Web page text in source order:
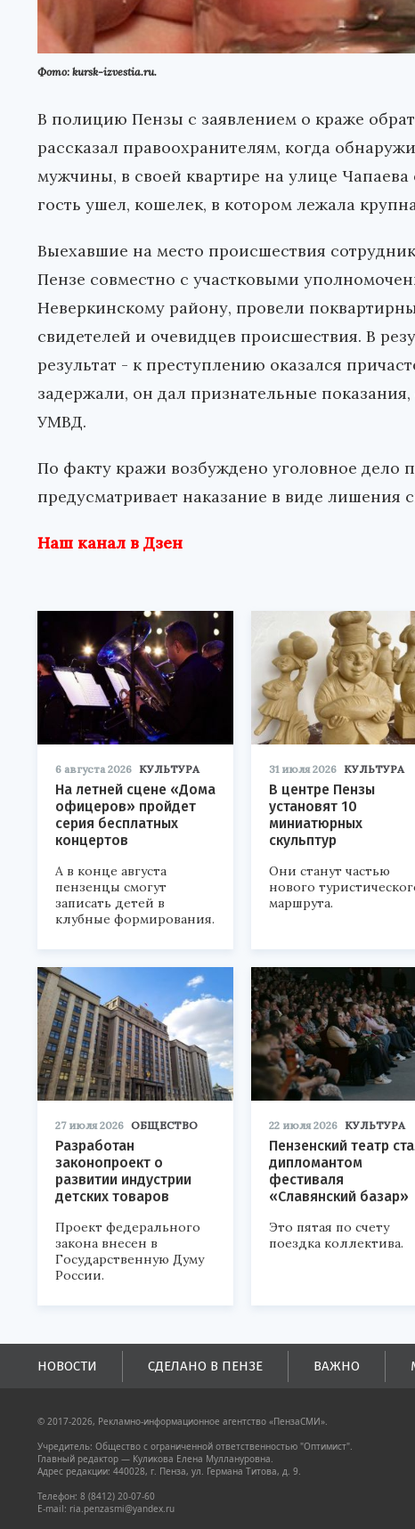
Фото: kursk-izvestia.ru.
В полицию Пензы с заявлением о краже
рассказал правоохранителям, когда
мужчины, в своей квартире на улице
гость ушел, кошелек, в котором лежала
Выехавшие на место происшествия
Пензе совместно с участковыми
Неверкинскому району, провели
свидетелей и очевидцев происшествия. В
результат - к преступлению оказался
задержали, он дал признательные
УМВД.
По факту кражи возбуждено уголовное дело
предусматривает наказание в виде лишения
Наш канал в Дзен
6 августа 2026 КУЛЬТУРА
На летней сцене «Дома
офицеров» пройдет
серия бесплатных
концертов
А в конце августа
пензенцы смогут
записать детей в
клубные формирования.
31 июля 2026 КУЛЬТУРА
В центре Пензы
установят 10
миниатюрных
скульптур
Они станут частью
нового
маршрута.
27 июля 2026 ОБЩЕСТВО
Разработан
законопроект о
развитии индустрии
детских товаров
Проект федерального
закона внесен в
Государственную Думу
России.
22 июля 2026 КУЛЬТУРА
Пензенский театр
дипломантом
фестиваля
«Славянский базар»
Это пятая по счету
поездка коллектива.
НОВОСТИ СДЕЛАНО В ПЕНЗЕ ВАЖНО
© 2017-2026, Рекламно-информационное агентство «ПензаСМИ».
Учредитель: Общество с ограниченной ответственностью "Оптимист".
Главный редактор — Куликова Елена Муллануровна.
Адрес редакции: 440028, г. Пенза, ул. Германа Титова, д. 9.
Телефон: 8 (8412) 20-07-60
E-mail: ria.penzasmi@yandex.ru